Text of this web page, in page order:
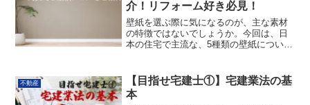
介！リフォーム好き必見！
壁紙を選ぶ際に気になるのが、主な素材
の特徴ではないでしょうか。今回は、日
本の住宅で主流な、5種類の壁紙について
の際にぜひ参考にしてみてください。ビ
ニールクロス「ビニール...
不動産
【目指せ宅建士①】宅建業法の基
本